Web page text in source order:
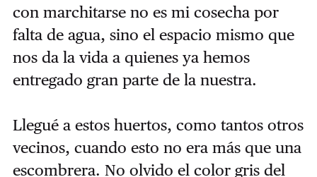
con marchitarse no es mi cosecha por
falta de agua, sino el espacio mismo que
nos da la vida a quienes ya hemos
entregado gran parte de la nuestra.
Llegué a estos huertos, como tantos otros
vecinos, cuando esto no era más que una
escombrera. No olvido el color gris del